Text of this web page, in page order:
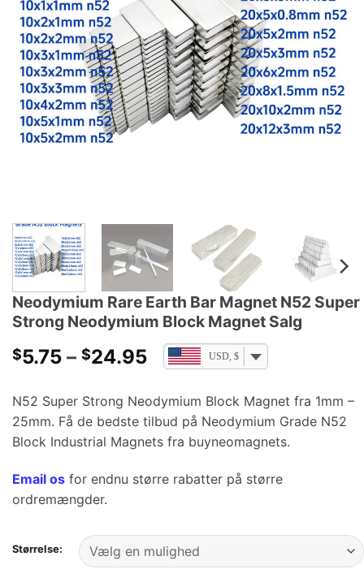
Neodymium Rare Earth Bar Magnet N52 Super
Strong Neodymium Block Magnet Salg
$5.75 – $24.95Prisklasse:
$5.75
ved
$24.95
USD, $
N52 Super Strong Neodymium Block Magnet fra 1mm –
25mm. Få de bedste tilbud på Neodymium Grade N52
Block Industrial Magnets fra buyneomagnets.
Email os for endnu større rabatter på større
ordremængder.
Størrelse: